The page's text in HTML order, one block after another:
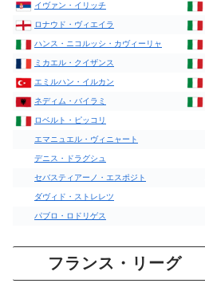
イヴァン・イリッチ
ロナウド・ヴィエイラ
ハンス・ニコルッシ・カヴィーリャ
ミカエル・クイザンス
エミルハン・イルカン
ネディム・バイラミ
ロベルト・ピッコリ
エマニュエル・ヴィニャート
デニス・ドラグシュ
セバスティアーノ・エスポジト
ダヴィド・ストレレツ
パブロ・ロドリゲス
フランス・リーグ